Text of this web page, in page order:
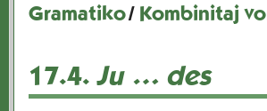
Gramatiko/ Kombinitaj
17.4. Ju ... des